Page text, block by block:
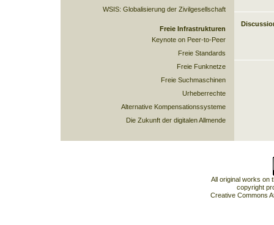
WSIS: Globalisierung der Zivilgesellschaft
Freie Infrastrukturen
Keynote on Peer-to-Peer
Freie Standards
Freie Funknetze
Freie Suchmaschinen
Urheberrechte
Alternative Kompensationssysteme
Die Zukunft der digitalen Allmende
All original works on
copyright
Creative Commons